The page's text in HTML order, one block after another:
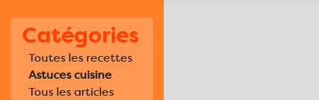
Catégories
Toutes les recettes
Astuces cuisine
Tous les articles